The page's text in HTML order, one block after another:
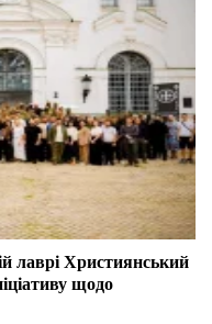
лаврі Християнський
щодо